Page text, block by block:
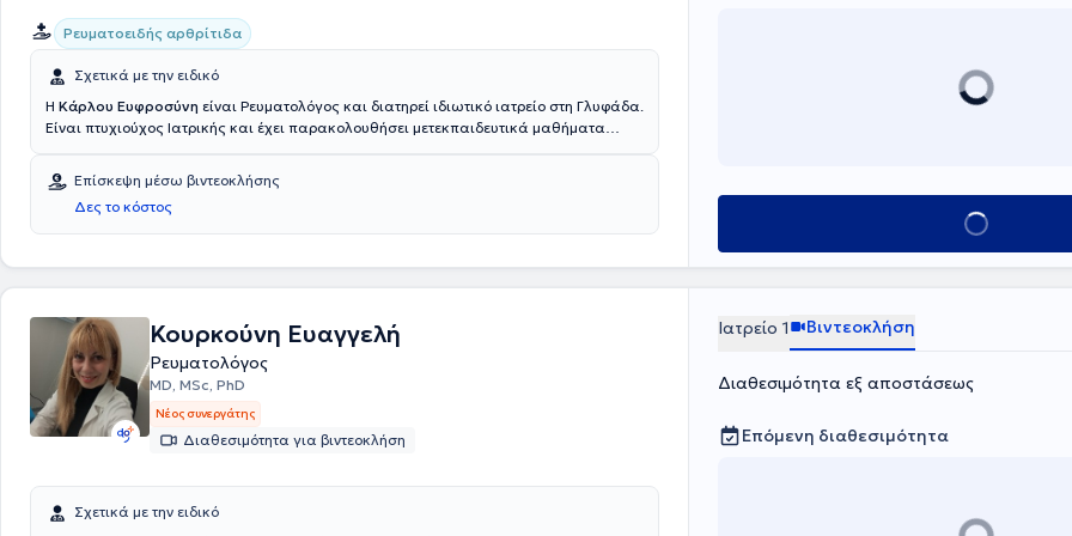
Ρευματοειδής αρθρίτιδα
Σχετικά με την ειδικό
Η Κάρλου Ευφροσύνη είναι Ρευματολόγος και διατηρεί ιδιωτικό ιατρείο στη Γλυφάδα.
Είναι πτυχιούχος Ιατρικής και έχει παρακολουθήσει μετεκπαιδευτικά μαθήματα
Βούλας και διατελεί Ρευματολόγος στο ΙΚΑ Αργυρούπολης από το 1999. Έχει
παρακολουθήσει πλήθος συνεδριών, με στόχο τη συνεχή επιμόρφωση στο τομέα της
ειδίκευσης της. Τέλος, η γιατρός είναι μέλος της Ελληνικής Ρευματολογικής Εταιρείας
και της Ελληνικής Εταιρείας Μεταβολισμού των Οστών.
Επίσκεψη μέσω βιντεοκλήσης
Δες το κόστος
Κλείσε ραντεβού
Κουρκούνη Ευαγγελή
Ρευματολόγος
MD, MSc, PhD
Νέος συνεργάτης
Διαθεσιμότητα για βιντεοκλήση
Σχετικά με την ειδικό
Ιατρείο 1 Βιντεοκλήση
Διαθεσιμότητα εξ αποστάσεως
Επόμενη διαθεσιμότητα